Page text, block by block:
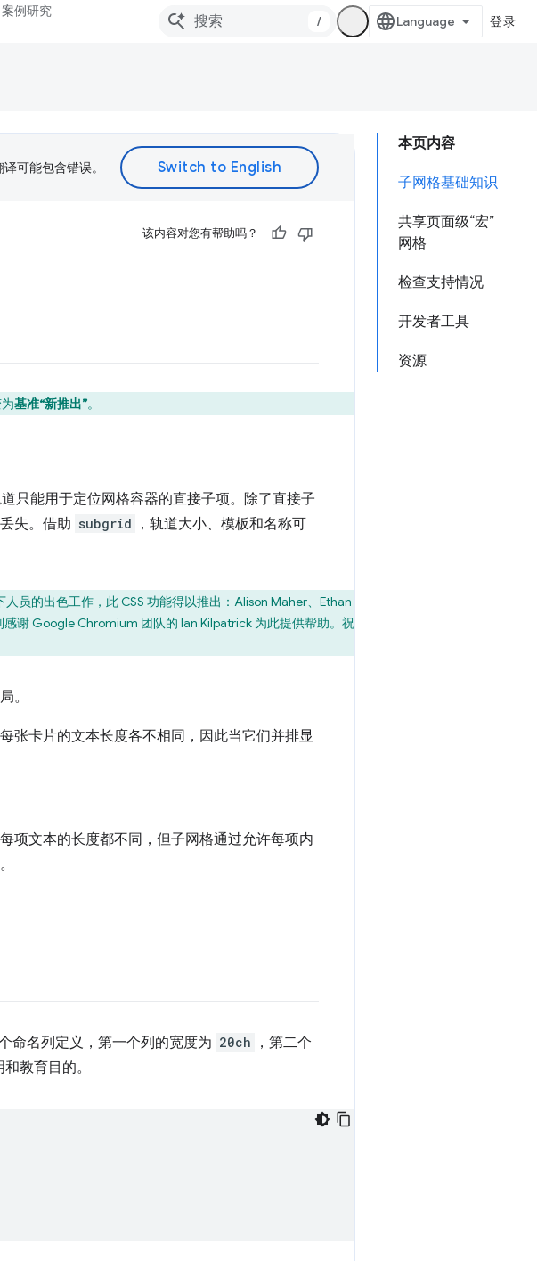
案例研究
/ 登录
本页内容
子网格基础知识
共享页面级“宏”
网格
检查支持情况
开发者工具
资源
可能包含错误。
该内容对您有帮助吗？
基准“新推出”。
只能用于定位网格容器的直接子项。除了直接子
失。借助 subgrid
，轨道大小、模板和名称可
员的出色工作，此 CSS 功能得以推出：Alison Maher、Ethan
谢 Google Chromium 团队的 Ian Kilpatrick 为此提供帮助。祝
。
命名列定义，第一个列的宽度为 20ch
，第二个
教育目的。